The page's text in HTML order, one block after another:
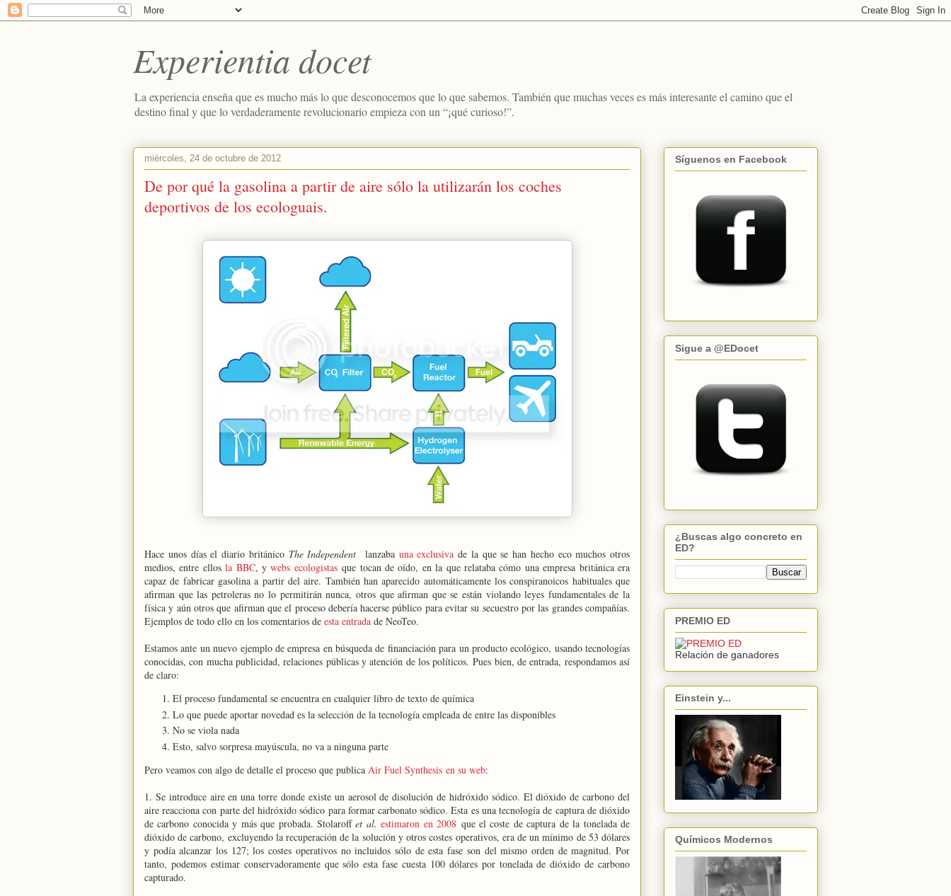
Experientia docet
La experiencia enseña que es mucho más lo que desconocemos que lo que sabemos. También que muchas veces es más interesante el camino que el
destino final y que lo verdaderamente revolucionario empieza con un “¡qué curioso!”.
miércoles, 24 de octubre de 2012
De por qué la gasolina a partir de aire sólo la utilizarán los coches
deportivos de los ecologuais.
Hace unos días el diario británico The Independent lanzabauna exclusiva de la que se han hecho eco muchos otros
medios, entre ellosla BBC, ywebs ecologistasque tocan de oído, en la que relataba cómo una empresa británica era
capaz de fabricar gasolina a partir del aire. También han aparecido automáticamente los conspiranoicos habituales que
afirman que las petroleras no lo permitirán nunca, otros que afirman que se están violando leyes fundamentales de la
física y aún otros que afirman que el proceso debería hacerse público para evitar su secuestro por las grandes compañías.
Ejemplos de todo ello en los comentarios de esta entrada de NeoTeo.
Estamos ante un nuevo ejemplo de empresa en búsqueda de financiación para un producto ecológico, usando tecnologías
conocidas, con mucha publicidad, relaciones públicas y atención de los políticos. Pues bien, de entrada, respondamos así
de claro:
El proceso fundamental se encuentra en cualquier libro de texto de química
Lo que puede aportar novedad es la selección de la tecnología empleada de entre las disponibles
No se viola nada
Esto, salvo sorpresa mayúscula, no va a ninguna parte
Pero veamos con algo de detalle el proceso que publica Air Fuel Synthesis en su web:
1. Se introduce aire en una torre donde existe un aerosol de disolución de hidróxido sódico. El dióxido de carbono del
aire reacciona con parte del hidróxido sódico para formar carbonato sódico. Esta es una tecnología de captura de dióxido
de carbono conocida y más que probada. Stolaroffet al. estimaron en 2008 que el coste de captura de la tonelada de
dióxido de carbono, excluyendo la recuperación de la solución y otros costes operativos, era de un mínimo de 53 dólares
y podía alcanzar los 127; los costes operativos no incluidos sólo de esta fase son del mismo orden de magnitud. Por
tanto, podemos estimar conservadoramente que sólo esta fase cuesta 100 dólares por tonelada de dióxido de carbono
capturado.
Síguenos en Facebook
Sigue a @EDocet
¿Buscas algo concreto en
ED?
PREMIO ED
Relación de ganadores
Einstein y...
Químicos Modernos